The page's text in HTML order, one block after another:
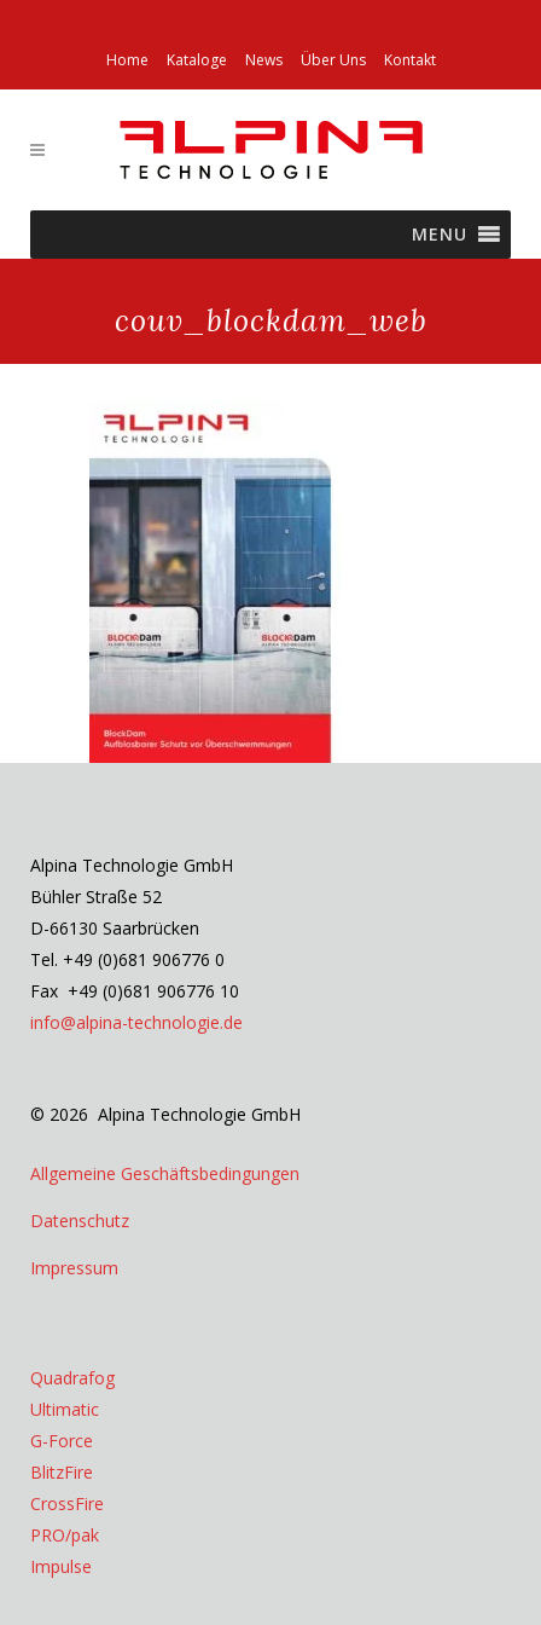
Home Kataloge News Über Uns Kontakt
MENU
couv_blockdam_web
Alpina Technologie GmbH
Bühler Straße 52
D-66130 Saarbrücken
Tel. +49 (0)681 906776 0
Fax +49 (0)681 906776 10
info@alpina-technologie.de
© 2026 Alpina Technologie GmbH
Allgemeine Geschäftsbedingungen
Datenschutz
Impressum
Quadrafog
Ultimatic
G-Force
BlitzFire
CrossFire
PRO/pak
Impulse